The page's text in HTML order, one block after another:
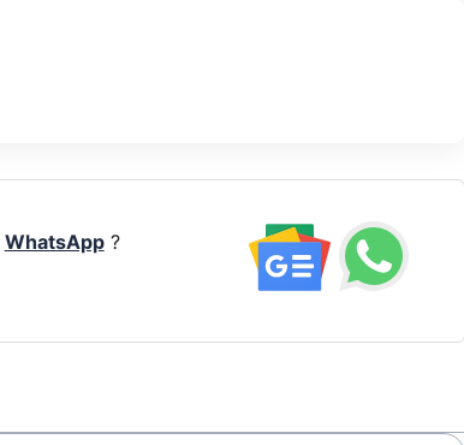
WhatsApp?